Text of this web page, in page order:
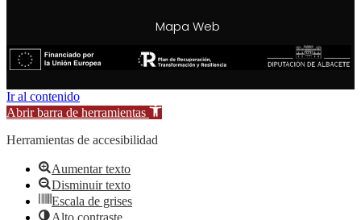
Mapa Web
Ir al contenido
Abrir barra de herramientas
Herramientas de accesibilidad
Aumentar texto
Disminuir texto
Escala de grises